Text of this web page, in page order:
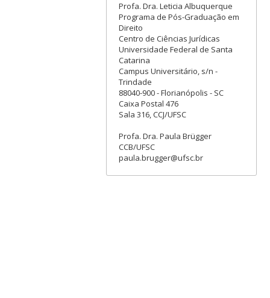
Profa. Dra. Leticia Albuquerque
Programa de Pós-Graduação em
Direito
Centro de Ciências Jurídicas
Universidade Federal de Santa
Catarina
Campus Universitário, s/n -
Trindade
88040-900 - Florianópolis - SC
Caixa Postal 476
Sala 316, CCJ/UFSC
Profa. Dra. Paula Brügger
CCB/UFSC
paula.brugger@ufsc.br